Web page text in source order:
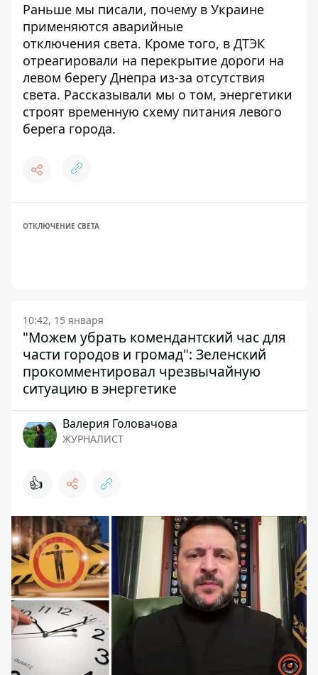
Раньше мы писали, почему в Украине
применяются аварийные
отключения света. Кроме того, в ДТЭК
отреагировали на перекрытие дороги на
левом берегу Днепра из-за отсутствия
света. Рассказывали мы о том, энергетики
строят временную схему питания левого
берега города.
ОТКЛЮЧЕНИЕ СВЕТА
10:42, 15 января
"Можем убрать комендантский час для
части городов и громад": Зеленский
прокомментировал чрезвычайную
ситуацию в энергетике
Валерия Головачова
ЖУРНАЛИСТ
👍